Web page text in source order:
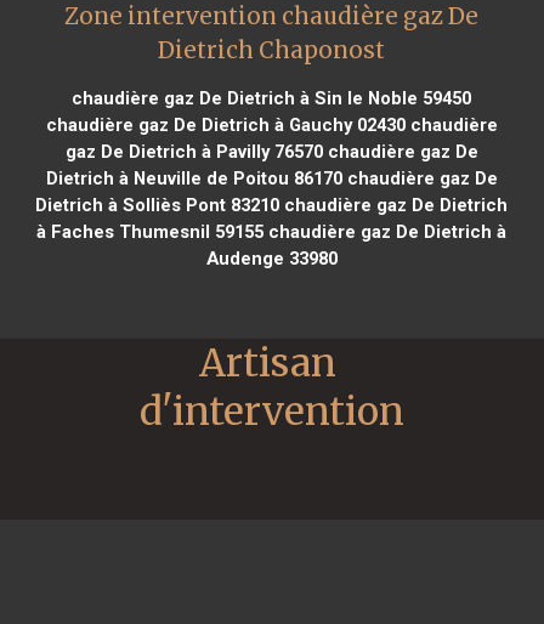
Zone intervention chaudière gaz De
Dietrich Chaponost
chaudière gaz De Dietrich à Sin le Noble 59450
chaudière gaz De Dietrich à Gauchy 02430chaudière
gaz De Dietrich à Pavilly 76570chaudière gaz De
Dietrich à Neuville de Poitou 86170chaudière gaz De
Dietrich à Solliès Pont 83210 chaudière gaz De Dietrich
à Faches Thumesnil 59155 chaudière gaz De Dietrich à
Audenge 33980
Artisan
d'intervention